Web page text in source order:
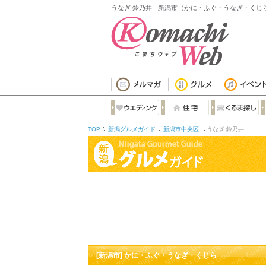
うなぎ 鈴乃井 - 新潟市（かに・ふぐ・うなぎ・くじ
TOP 新潟グルメガイド 新潟市中央区 うなぎ 鈴乃井
[新潟市] かに・ふぐ・うなぎ・くじら